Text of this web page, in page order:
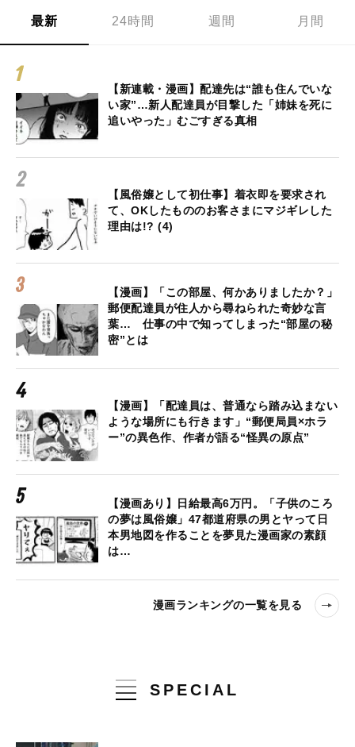
最新 24時間 週間 月間
【新連載・漫画】配達先は“誰も住んでいな
い家”…新人配達員が目撃した「姉妹を死に
追いやった」むごすぎる真相
【風俗嬢として初仕事】着衣即を要求され
て、OKしたもののお客さまにマジギレした
理由は!? (4)
【漫画】「この部屋、何かありましたか？」
郵便配達員が住人から尋ねられた奇妙な言
葉… 仕事の中で知ってしまった“部屋の秘
密”とは
【漫画】「配達員は、普通なら踏み込まない
ような場所にも行きます」“郵便局員×ホラ
ー”の異色作、作者が語る“怪異の原点”
【漫画あり】日給最高6万円。「子供のころ
の夢は風俗嬢」47都道府県の男とヤって日
本男地図を作ることを夢見た漫画家の素顔
は…
漫画ランキングの一覧を見る
SPECIAL